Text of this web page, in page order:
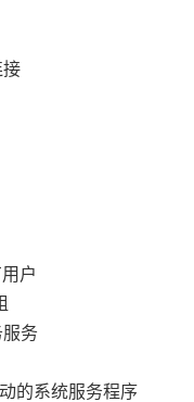
接
户
服务
的系统服务程序